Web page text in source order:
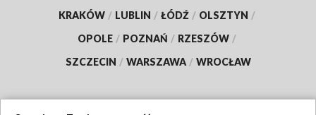
KRAKÓW / LUBLIN / ŁÓDŹ / OLSZTYN /
OPOLE / POZNAŃ / RZESZÓW /
SZCZECIN / WARSZAWA / WROCŁAW